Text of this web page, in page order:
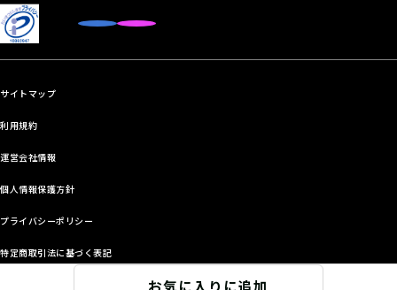
お気に入りに追加
サイトマップ
利用規約
運営会社情報
個人情報保護方針
プライバシーポリシー
特定商取引法に基づく表記